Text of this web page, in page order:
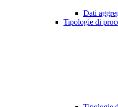
Dati
Tipologie di